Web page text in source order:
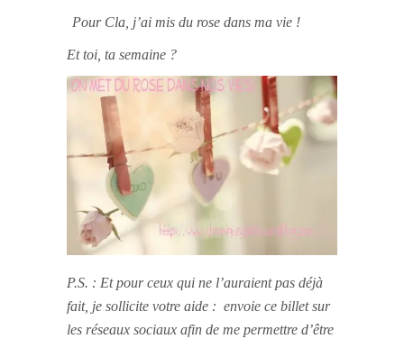
Pour Cla, j’ai mis du rose dans ma vie !
Et toi, ta semaine ?
P.S. : Et pour ceux qui ne l’auraient pas déjà
fait, je sollicite votre aide : envoie ce billet sur
les réseaux sociaux afin de me permettre d’être